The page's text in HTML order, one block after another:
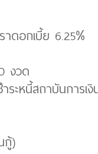
ดอกเบี้ย 6.25%
งวด
ะหนี้สถาบันการ
กู้)